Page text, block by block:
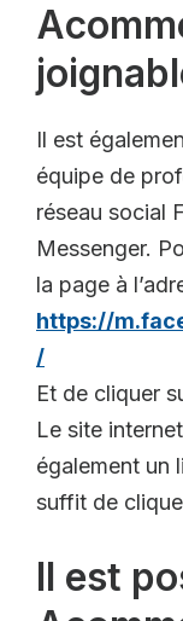
Il est
équipe de
réseau social
Messenger.
la page à
https://
/
Et de cliquer
Le site
également un
suffit de
Il est